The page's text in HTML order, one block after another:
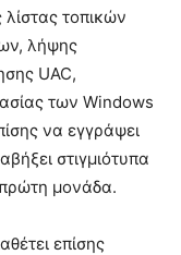
τοπικών
λήψης
UAC,
των Windows
να εγγράψει
στιγμιότυπα
μονάδα.
επίσης